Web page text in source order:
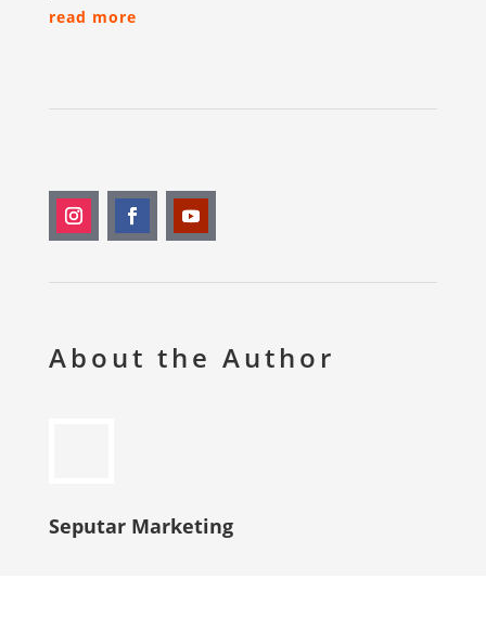
read more
About the Author
Seputar Marketing